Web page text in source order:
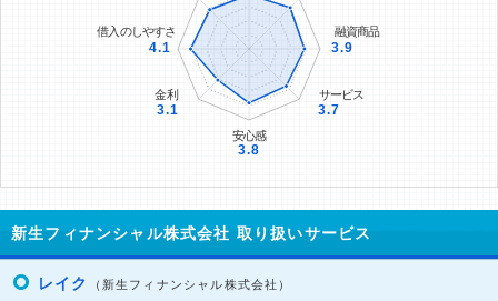
新生フィナンシャル株式会社 取り扱いサービス
レイク （新生フィナンシャル株式会社）